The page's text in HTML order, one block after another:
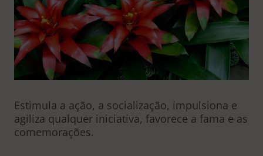
Estimula a ação, a socialização, impulsiona e
agiliza qualquer iniciativa, favorece a fama e as
comemorações.